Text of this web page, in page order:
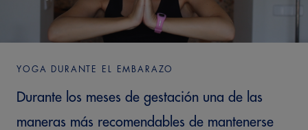
YOGA DURANTE EL EMBARAZO
Durante los meses de gestación una de las
maneras más recomendables de mantenerse